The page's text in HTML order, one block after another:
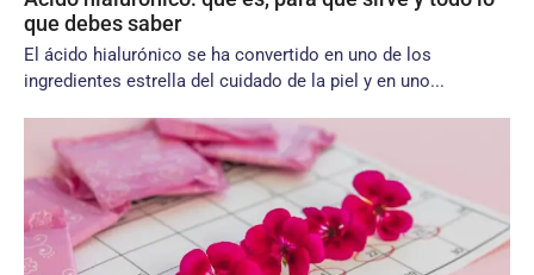
que debes saber
El ácido hialurónico se ha convertido en uno de los
ingredientes estrella del cuidado de la piel y en uno...